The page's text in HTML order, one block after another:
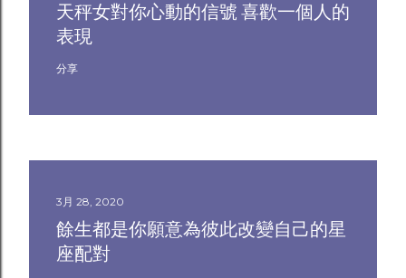
天秤女對你心動的信號 喜歡一個人的
表現
分享
3月 28, 2020
餘生都是你願意為彼此改變自己的星
座配對